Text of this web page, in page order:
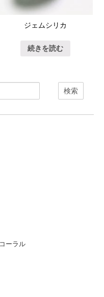
ジェムシリカ
続きを読む
検索
ーラル